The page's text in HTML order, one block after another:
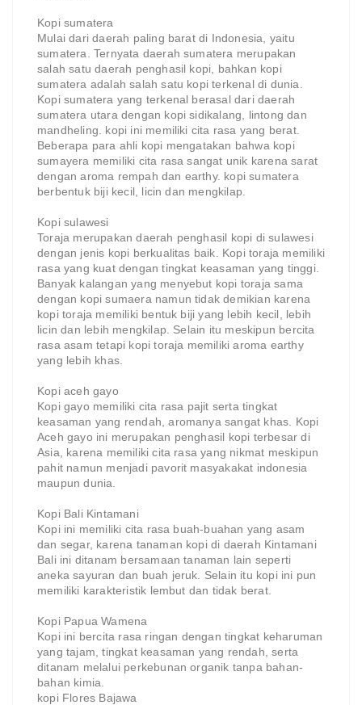
Kopi sumatera
Mulai dari daerah paling barat di Indonesia, yaitu
sumatera. Ternyata daerah sumatera merupakan
salah satu daerah penghasil kopi, bahkan kopi
sumatera adalah salah satu kopi terkenal di dunia.
Kopi sumatera yang terkenal berasal dari daerah
sumatera utara dengan kopi sidikalang, lintong dan
mandheling. kopi ini memiliki cita rasa yang berat.
Beberapa para ahli kopi mengatakan bahwa kopi
sumayera memiliki cita rasa sangat unik karena sarat
dengan aroma rempah dan earthy. kopi sumatera
berbentuk biji kecil, licin dan mengkilap.
Kopi sulawesi
Toraja merupakan daerah penghasil kopi di sulawesi
dengan jenis kopi berkualitas baik. Kopi toraja memiliki
rasa yang kuat dengan tingkat keasaman yang tinggi.
Banyak kalangan yang menyebut kopi toraja sama
dengan kopi sumaera namun tidak demikian karena
kopi toraja memiliki bentuk biji yang lebih kecil, lebih
licin dan lebih mengkilap. Selain itu meskipun bercita
rasa asam tetapi kopi toraja memiliki aroma earthy
yang lebih khas.
Kopi aceh gayo
Kopi gayo memiliki cita rasa pajit serta tingkat
keasaman yang rendah, aromanya sangat khas. Kopi
Aceh gayo ini merupakan penghasil kopi terbesar di
Asia, karena memiliki cita rasa yang nikmat meskipun
pahit namun menjadi pavorit masyakakat indonesia
maupun dunia.
Kopi Bali Kintamani
Kopi ini memiliki cita rasa buah-buahan yang asam
dan segar, karena tanaman kopi di daerah Kintamani
Bali ini ditanam bersamaan tanaman lain seperti
aneka sayuran dan buah jeruk. Selain itu kopi ini pun
memiliki karakteristik lembut dan tidak berat.
Kopi Papua Wamena
Kopi ini bercita rasa ringan dengan tingkat keharuman
yang tajam, tingkat keasaman yang rendah, serta
ditanam melalui perkebunan organik tanpa bahan-
bahan kimia.
kopi Flores Bajawa